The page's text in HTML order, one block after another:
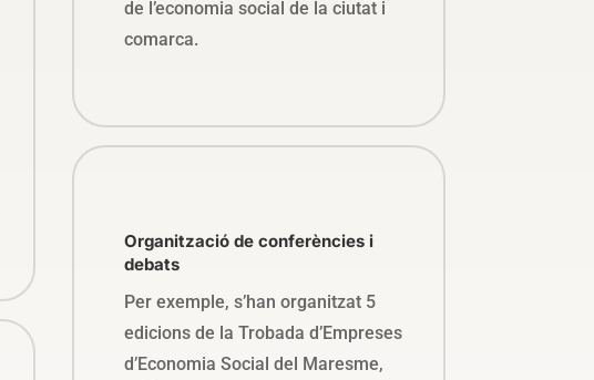
de l’economia social de la ciutat i
comarca.
Organització de conferències i
debats
Per exemple, s’han organitzat 5
edicions de la Trobada d’Empreses
d’Economia Social del Maresme,